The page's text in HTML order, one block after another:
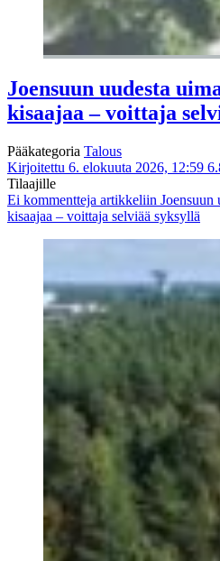
Joensuun uudesta
kisaajaa – voittaja
Pääkategoria Talous
Kirjoitettu 6. elokuuta 2026, 12:59
Tilaajille
Ei kommentteja artikkeliin Joensuun
kisaajaa – voittaja selviää syksyllä